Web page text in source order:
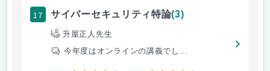
17 サイバーセキュリティ特論(3)
升屋正人先生
今年度はオンラインの講義でし...